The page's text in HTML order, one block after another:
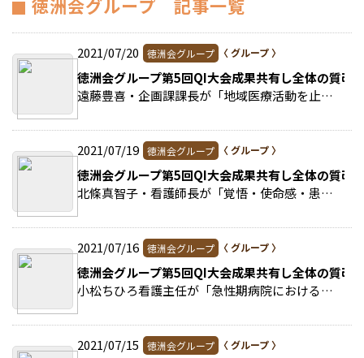
徳洲会グループ 記事一覧
2021/07/20 徳洲会グループ
徳洲会グループ第5回QI大会成果共有し全体の質改
遠藤豊喜・企画課課長が「地域医療活動を止めない！～コロナ禍でも安全、安心の医療講演会の開催」をテーマに発表した。 >>続きを読む
2021/07/19 徳洲会グループ
徳洲会グループ第5回QI大会成果共有し全体の質改
北條真智子・看護師長が「覚悟・使命感・患者満足度を改めて考える─COVID-19患者の看護を通して─」をテーマに発表。 >>続きを読む
2021/07/16 徳洲会グループ
徳洲会グループ第5回QI大会成果共有し全体の質改
小松ちひろ看護主任が「急性期病院における身体抑制廃止に向けた取り組み～抑制のない看護を目指して～」をテーマに発表。 >>続きを読む
2021/07/15 徳洲会グループ